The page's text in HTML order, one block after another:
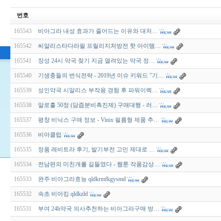
번호
165543 비아그라 내성 효과가 줄어드는 이유와 대처…
165542 씨알리스타다라필 프릴리지처방전 핫 아이템…
165541 장성 24시 약국 찾기 지금 열려있는 약국 정…
165540 기생충들의 번식전략 - 2019년 이슈 키워드 "기…
165539 성인약국 시알리스 부작용 경험 후 파워이렉…
165538 알로홀 50정 (담즙분비촉진제) 구매대행 - 러…
165537 평창 비닉스 구매 정보 - Vinix 필름형 제품 추…
165536 비아클럽
165535 정품 레비트라 후기, 발기부전 고민 제대로 …
165534 전남편의 미친개를 길들였다 - 웹툰 작품감상…
165533 완주 비아그라효능 qldkrmfkgysmd
165532 속초 비아킹 qldkzld
165531 부여 24h약국 의사추천하는 비아그라구매 방…